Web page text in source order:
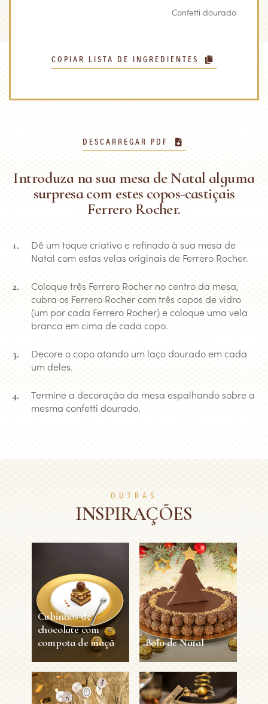
Confetti dourado
COPIAR LISTA DE INGREDIENTES
DESCARREGAR PDF
Introduza na sua mesa de Natal alguma
surpresa com estes copos-castiçais
Ferrero Rocher.
Dê um toque criativo e refinado à sua mesa de
Natal com estas velas originais de Ferrero Rocher.
Coloque três Ferrero Rocher no centro da mesa,
cubra os Ferrero Rocher com três copos de vidro
(um por cada Ferrero Rocher) e coloque uma vela
branca em cima de cada copo.
Decore o copo atando um laço dourado em cada
um deles.
Termine a decoração da mesa espalhando sobre a
mesma confetti dourado.
OUTRAS
INSPIRAÇÕES
Cubinhos de
chocolate com
compota de maçã
Cubinhos de
chocolate com
Bolo de Natal
Bolo de Natal